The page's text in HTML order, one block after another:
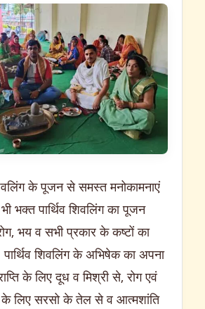
के पूजन से समस्त मनोकामनाएं
भक्त पार्थिव शिवलिंग का पूजन
भय व सभी प्रकार के कष्टों का
पार्थिव शिवलिंग के अभिषेक का अपना
के लिए दूध व मिश्री से, रोग एवं
लिए सरसो के तेल से व आत्मशांति